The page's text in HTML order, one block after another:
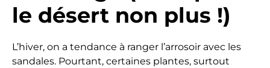
le désert non plus !)
L’hiver, on a tendance à ranger l’arrosoir avec les
sandales. Pourtant, certaines plantes, surtout